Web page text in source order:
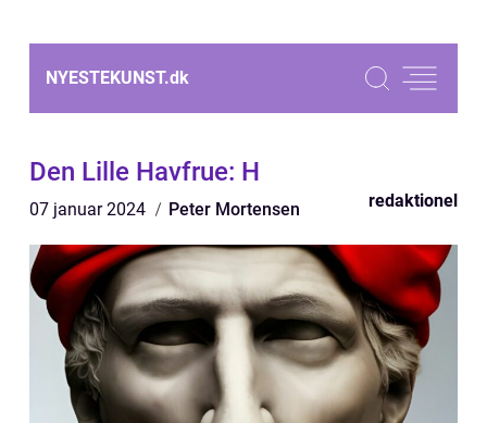
NYESTEKUNST.dk
Den Lille Havfrue: H
07 januar 2024 Peter Mortensen redaktionel